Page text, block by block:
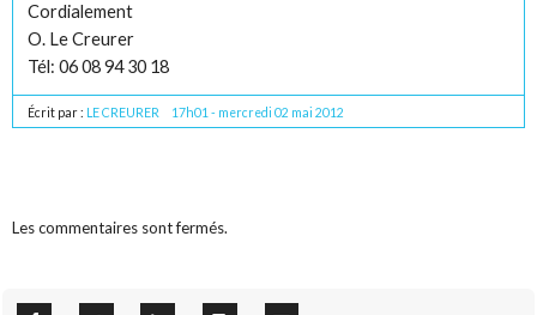
Cordialement
O. Le Creurer
Tél: 06 08 94 30 18
Écrit par : LE CREURER 17h01 - mercredi 02 mai 2012
Les commentaires sont fermés.